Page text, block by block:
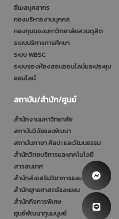
อีเมลบุคลากร
กองบริหารงานบุคคล
กองทุนของมหาวิทยาลัยสวนดุสิต
ระบบบริหารการศึกษา
ระบบ WBSC
ระบบจองห้องสอนออนไลน์และประชุม
ออนไลน์
สถาบัน/สำนัก/ศูนย์
สำนักงานมหาวิทยาลัย
สถาบันวิจัยและพัฒนา
สถาบันภาษา ศิลปะ และวัฒนธรรม
สำนักวิทยบริการและเทคโนโลยี
สารสนเทศ
สำนักส่งเสริมวิชาการและงานทะเบียน
สำนักยุทธศาสตร์และแผน
สำนักกิจการพิเศษ
ศูนย์พัฒนาทุนมนุษย์